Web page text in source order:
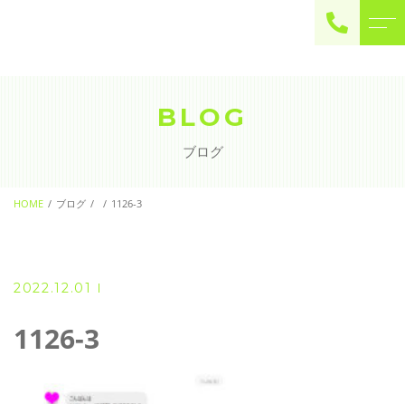
BLOG
ブログ
HOME ブログ 1126-3
2022.12.01
1126-3